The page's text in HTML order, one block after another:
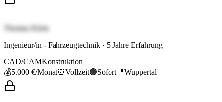
Thomas Klein
Ingenieur/in - Fahrzeugtechnik · 5 Jahre Erfahrung
CAD/CAMKonstruktion
💰5.000 €/Monat⏰Vollzeit🟢Sofort 📍Wuppertal